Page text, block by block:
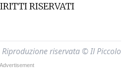
RISERVATI
Riproduzione riservata © Il Piccolo